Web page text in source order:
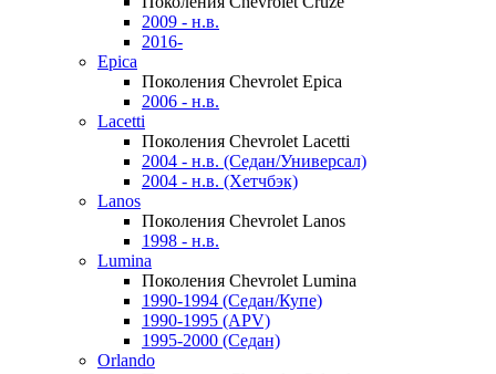
2009 - н.в.
2016-
Epica
Поколения Chevrolet Epica
2006 - н.в.
Lacetti
Поколения Chevrolet Lacetti
2004 - н.в. (Седан/Универсал)
2004 - н.в. (Хетчбэк)
Lanos
Поколения Chevrolet Lanos
1998 - н.в.
Lumina
Поколения Chevrolet Lumina
1990-1994 (Седан/Купе)
1990-1995 (APV)
1995-2000 (Седан)
Orlando